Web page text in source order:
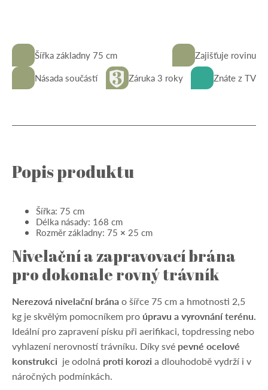
Šířka základny 75 cm
Zajišťuje rovinu
Násada součástí
Záruka 3 roky Znáte z TV
Popis produktu
Šířka: 75 cm
Délka násady: 168 cm
Rozměr základny: 75 × 25 cm
Nivelační a zapravovací brána
pro dokonale rovný trávník
Nerezová nivelační bránao šířce 75 cm a hmotnosti 2,5
kg je skvělým pomocníkem pro úpravu a vyrovnání terénu.
Ideální pro zapravení písku při aerifikaci, topdressing nebo
vyhlazení nerovností trávníku. Díky své pevné ocelové
konstrukci je odolná proti korozi a dlouhodobě vydrží i v
náročných podmínkách.